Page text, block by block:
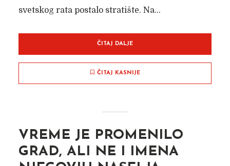
svetskog rata postalo stratište. Na...
ČITAJ DALJE
ČITAJ KASNIJE
VREME JE PROMENILO
GRAD, ALI NE I IMENA